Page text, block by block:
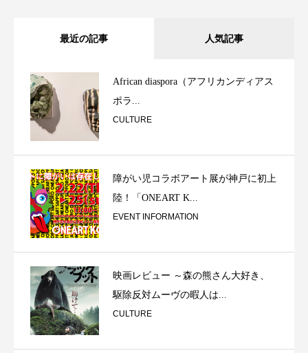
最近の記事 人気記事
African diaspora（アフリカンディアス
ポラ...
CULTURE
障がい児コラボアート展が神戸に初上
陸！「ONEART K...
EVENT INFORMATION
映画レビュー ～森の熊さん大好き、
駆除反対ムーヴの暇人は...
CULTURE